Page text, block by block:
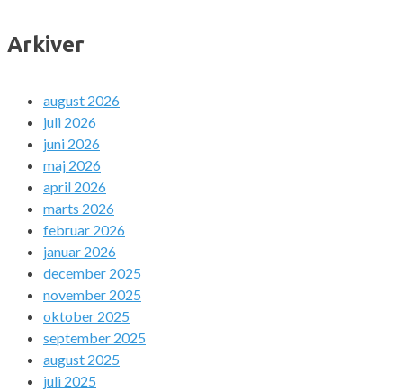
Arkiver
august 2026
juli 2026
juni 2026
maj 2026
april 2026
marts 2026
februar 2026
januar 2026
december 2025
november 2025
oktober 2025
september 2025
august 2025
juli 2025